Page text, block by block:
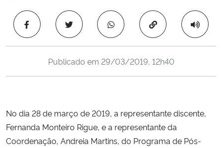
Ministério da Saúde
Ministério de Minas e Energia
Ministério da Ciência, Tecnologia, Inovações e Comunicações
Ministério do Turismo
Copiar para área
Publicado em 29/03/2019, 12h40
No dia 28 de março de 2019, a representante discente,
Fernanda Monteiro Rigue, e a representante da
Coordenação, Andreia Martins, do Programa de Pós-